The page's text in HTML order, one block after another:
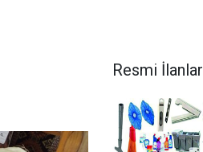
Resmi İlanlar